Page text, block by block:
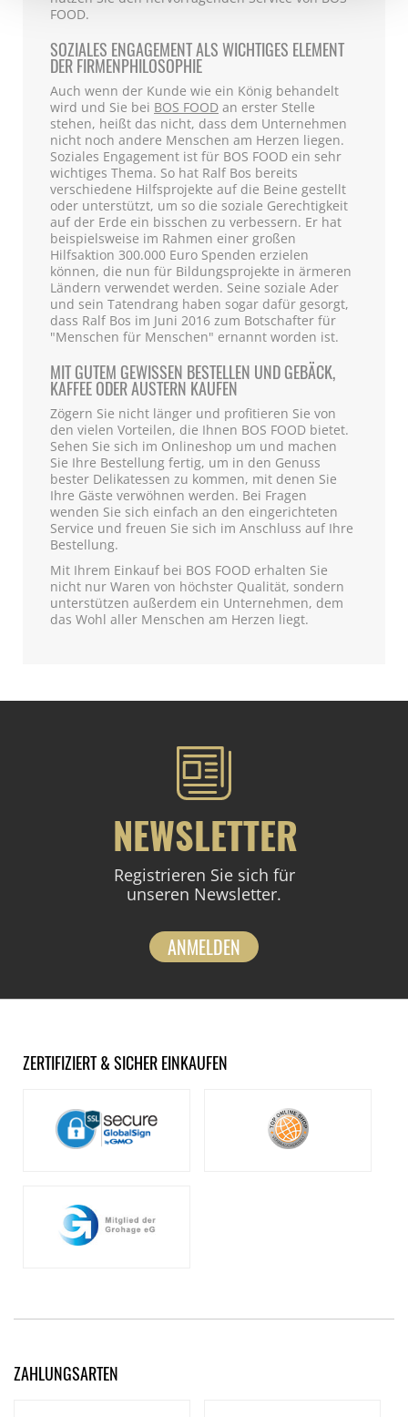
FOOD.
SOZIALES ENGAGEMENT ALS WICHTIGES ELEMENT
DER FIRMENPHILOSOPHIE
Auch wenn der Kunde wie ein König behandelt
wird und Sie bei BOS FOOD an erster Stelle
stehen, heißt das nicht, dass dem Unternehmen
nicht noch andere Menschen am Herzen liegen.
Soziales Engagement ist für BOS FOOD ein sehr
wichtiges Thema. So hat Ralf Bos bereits
verschiedene Hilfsprojekte auf die Beine gestellt
oder unterstützt, um so die soziale Gerechtigkeit
auf der Erde ein bisschen zu verbessern. Er hat
beispielsweise im Rahmen einer großen
Hilfsaktion 300.000 Euro Spenden erzielen
können, die nun für Bildungsprojekte in ärmeren
Ländern verwendet werden. Seine soziale Ader
und sein Tatendrang haben sogar dafür gesorgt,
dass Ralf Bos im Juni 2016 zum Botschafter für
"Menschen für Menschen" ernannt worden ist.
MIT GUTEM GEWISSEN BESTELLEN UND GEBÄCK,
KAFFEE ODER AUSTERN KAUFEN
Zögern Sie nicht länger und profitieren Sie von
den vielen Vorteilen, die Ihnen BOS FOOD bietet.
Sehen Sie sich im Onlineshop um und machen
Sie Ihre Bestellung fertig, um in den Genuss
bester Delikatessen zu kommen, mit denen Sie
Ihre Gäste verwöhnen werden. Bei Fragen
wenden Sie sich einfach an den eingerichteten
Service und freuen Sie sich im Anschluss auf Ihre
Bestellung.
Mit Ihrem Einkauf bei BOS FOOD erhalten Sie
nicht nur Waren von höchster Qualität, sondern
unterstützen außerdem ein Unternehmen, dem
das Wohl aller Menschen am Herzen liegt.
NEWSLETTER
Registrieren Sie sich für
unseren Newsletter.
ANMELDEN
ZERTIFIZIERT & SICHER EINKAUFEN
ZAHLUNGSARTEN